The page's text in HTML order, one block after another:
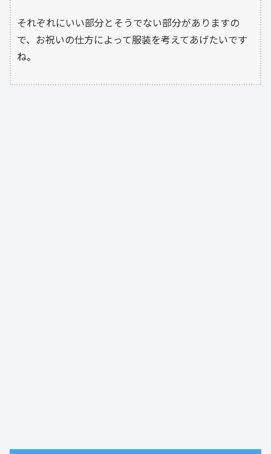
それぞれにいい部分とそうでない部分がありますの
で、お祝いの仕方によって服装を考えてあげたいです
ね。